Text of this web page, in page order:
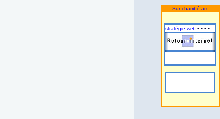
Sur chambé-aix
stratégie web - - - -
-